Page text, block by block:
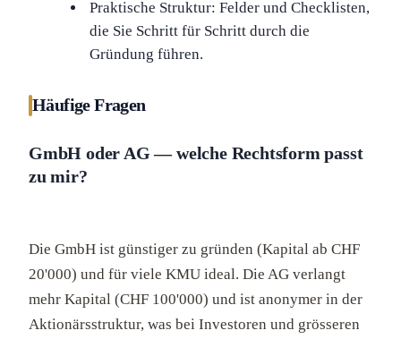
Praktische Struktur: Felder und Checklisten,
die Sie Schritt für Schritt durch die
Gründung führen.
Häufige Fragen
GmbH oder AG — welche Rechtsform passt
zu mir?
Die GmbH ist günstiger zu gründen (Kapital ab CHF
20'000) und für viele KMU ideal. Die AG verlangt
mehr Kapital (CHF 100'000) und ist anonymer in der
Aktionärsstruktur, was bei Investoren und grösseren